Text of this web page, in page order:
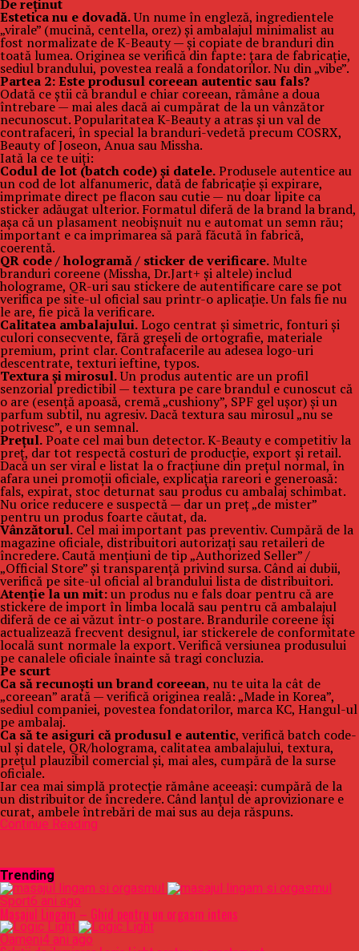
De reținut
Estetica nu e dovadă.Un nume în engleză, ingredientele
„virale” (mucină, centella, orez) și ambalajul minimalist au
fost normalizate de K-Beauty — și copiate de branduri din
toată lumea. Originea se verifică din fapte: țara de fabricație,
sediul brandului, povestea reală a fondatorilor. Nu din „vibe”.
Partea 2: Este produsul coreean autentic sau fals?
Odată ce știi că brandul e chiar coreean, rămâne a doua
întrebare — mai ales dacă ai cumpărat de la un vânzător
necunoscut. Popularitatea K-Beauty a atras și un val de
contrafaceri, în special la branduri-vedetă precum COSRX,
Beauty of Joseon, Anua sau Missha.
Iată la ce te uiți:
Codul de lot (batch code) și datele.Produsele autentice au
un cod de lot alfanumeric, dată de fabricație și expirare,
imprimate direct pe flacon sau cutie — nu doar lipite ca
sticker adăugat ulterior. Formatul diferă de la brand la brand,
așa că un plasament neobișnuit nu e automat un semn rău;
important e ca imprimarea să pară făcută în fabrică,
coerentă.
QR code / hologramă / sticker de verificare.Multe
branduri coreene (Missha, Dr.Jart+ și altele) includ
holograme, QR-uri sau stickere de autentificare care se pot
verifica pe site-ul oficial sau printr-o aplicație. Un fals fie nu
le are, fie pică la verificare.
Calitatea ambalajului.Logo centrat și simetric, fonturi și
culori consecvente, fără greșeli de ortografie, materiale
premium, print clar. Contrafacerile au adesea logo-uri
descentrate, texturi ieftine, typos.
Textura și mirosul.Un produs autentic are un profil
senzorial predictibil — textura pe care brandul e cunoscut că
o are (esență apoasă, cremă „cushiony”, SPF gel ușor) și un
parfum subtil, nu agresiv. Dacă textura sau mirosul „nu se
potrivesc”, e un semnal.
Prețul.Poate cel mai bun detector. K-Beauty e competitiv la
preț, dar tot respectă costuri de producție, export și retail.
Dacă un ser viral e listat la o fracțiune din prețul normal, în
afara unei promoții oficiale, explicația rareori e generoasă:
fals, expirat, stoc deturnat sau produs cu ambalaj schimbat.
Nu orice reducere e suspectă — dar un preț „de mister”
pentru un produs foarte căutat, da.
Vânzătorul. Cel mai important pas preventiv. Cumpără de la
magazine oficiale, distribuitori autorizați sau retaileri de
încredere. Caută mențiuni de tip „Authorized Seller” /
„Official Store” și transparență privind sursa. Când ai dubii,
verifică pe site-ul oficial al brandului lista de distribuitori.
Atenție la un mit:un produs nu e fals doar pentru că are
stickere de import în limba locală sau pentru că ambalajul
diferă de ce ai văzut într-o postare. Brandurile coreene își
actualizează frecvent designul, iar stickerele de conformitate
locală sunt normale la export. Verifică versiunea produsului
pe canalele oficiale înainte să tragi concluzia.
Pe scurt
Ca să recunoști un brand coreean, nu te uita la cât de
„coreean” arată — verifică originea reală: „Made in Korea”,
sediul companiei, povestea fondatorilor, marca KC, Hangul-ul
pe ambalaj.
Ca să te asiguri că produsul e autentic, verifică batch code-
ul și datele, QR/holograma, calitatea ambalajului, textura,
prețul plauzibil comercial și, mai ales, cumpără de la surse
oficiale.
Iar cea mai simplă protecție rămâne aceeași: cumpără de la
un distribuitor de încredere. Când lanțul de aprovizionare e
curat, ambele întrebări de mai sus au deja răspuns.
Continue Reading
Trending
Sport6 ani ago
Masajul Lingam – Ghid pentru un orgasm intens
Oameni4 ani ago